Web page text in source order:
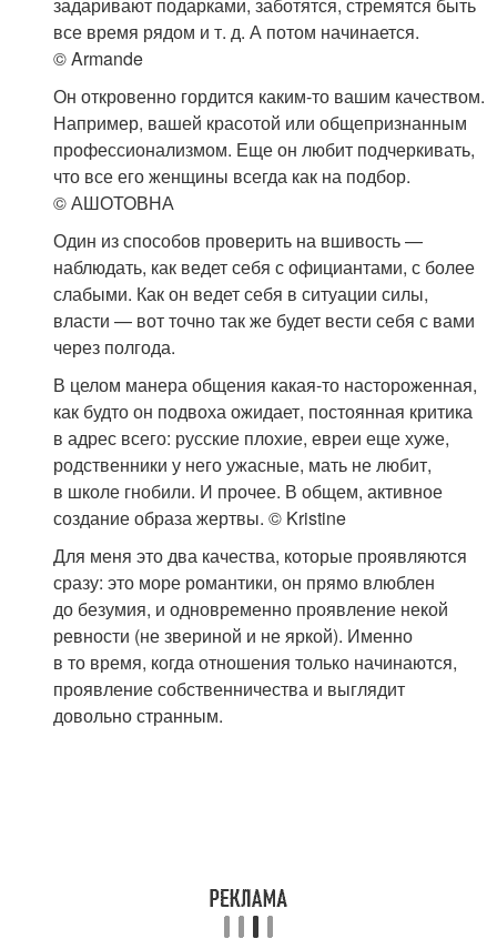
все время рядом и т. д. А потом начинается.
© Armande
Он откровенно гордится каким-то вашим качеством.
Например, вашей красотой или общепризнанным
профессионализмом. Еще он любит подчеркивать,
что все его женщины всегда как на подбор.
© АШОТОВНА
Один из способов проверить на вшивость —
наблюдать, как ведет себя с официантами, с более
слабыми. Как он ведет себя в ситуации силы,
власти — вот точно так же будет вести себя с вами
через полгода.
В целом манера общения какая-то настороженная,
как будто он подвоха ожидает, постоянная критика
в адрес всего: русские плохие, евреи еще хуже,
родственники у него ужасные, мать не любит,
в школе гнобили. И прочее. В общем, активное
создание образа жертвы. © Kristine
Для меня это два качества, которые проявляются
сразу: это море романтики, он прямо влюблен
до безумия, и одновременно проявление некой
ревности (не звериной и не яркой). Именно
в то время, когда отношения только начинаются,
проявление собственничества и выглядит
довольно странным.